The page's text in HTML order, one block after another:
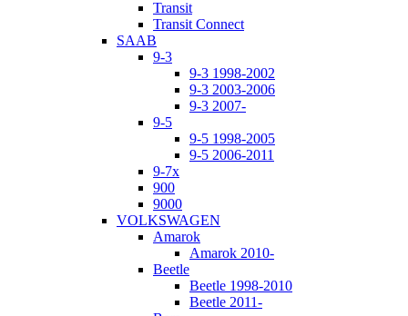
Transit
Transit Connect
SAAB
9-3
9-3 1998-2002
9-3 2003-2006
9-3 2007-
9-5
9-5 1998-2005
9-5 2006-2011
9-7x
900
9000
VOLKSWAGEN
Amarok
Amarok 2010-
Beetle
Beetle 1998-2010
Beetle 2011-